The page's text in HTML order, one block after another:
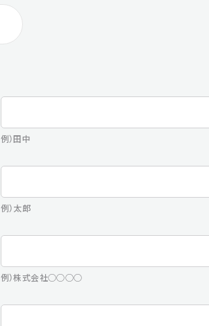
例）田中
例）太郎
例）株式会社○○○○